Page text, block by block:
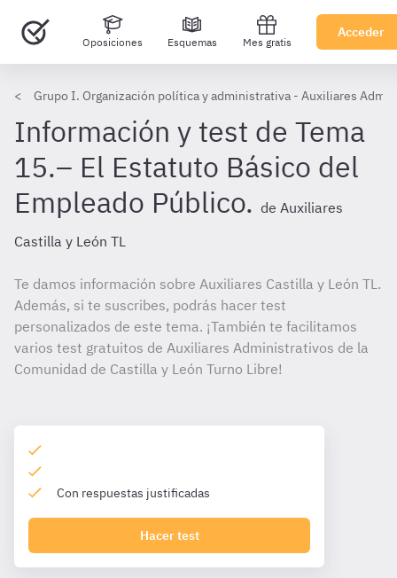
Oposiciones Esquemas Mes gratis
Acceder
Grupo I. Organización política y administrativa - Auxiliares
Información y test de Tema
15.– El Estatuto Básico del
Empleado Público. de Auxiliares
Castilla y León TL
Te damos información sobre Auxiliares Castilla y León TL.
Además, si te suscribes, podrás hacer test
personalizados de este tema. ¡También te facilitamos
varios test gratuitos de Auxiliares Administrativos de la
Comunidad de Castilla y León Turno Libre!
Con respuestas justificadas
Hacer test